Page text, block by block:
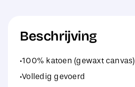
Beschrijving
·100% katoen (gewaxt canvas)
·Volledig gevoerd